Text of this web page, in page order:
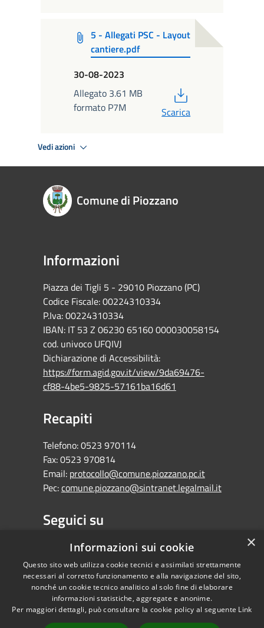
5 - Allegati PSC - Layout
cantiere.pdf
30-08-2023
Allegato 3.61 MB
formato P7M
Scarica
Vedi azioni
Comune di Piozzano
Informazioni
Piazza dei Tigli 5 - 29010 Piozzano (PC)
Codice Fiscale: 00224310334
P.Iva: 00224310334
IBAN: IT 53 Z 06230 65160 000030058154
cod. univoco UFQIVJ
Dichiarazione di Accessibilità:
https://form.agid.gov.it/view/9da69476-
cf88-4be5-9825-57161ba16d61
Recapiti
Telefono:0523 970114
Fax:0523 970814
Email: protocollo@comune.piozzano.pc.it
Pec:comune.piozzano@sintranet.legalmail.it
Seguici su
Facebook
RSS
Accessibilità
Copyright © 2026 •
Comune di Piozzano •
×
Informazioni sui cookie
Questo sito web utilizza cookie tecnici e assimilati strettamente
necessari al corretto funzionamento e alla navigazione del sito,
nonché un cookie tecnico analitico al solo fine di elaborare
informazioni statistiche, aggregate e anonime.
Per maggiori dettagli, può consultare la cookie policy al seguente Link